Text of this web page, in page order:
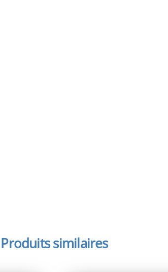
Produits similaires